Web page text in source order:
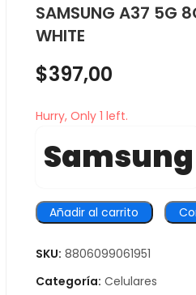
SAMSUNG A37 5G
WHITE
$397,00
Hurry, Only 1 left.
Samsung
Añadir al carrito
SKU: 8806099061951
Categoría: Celulares